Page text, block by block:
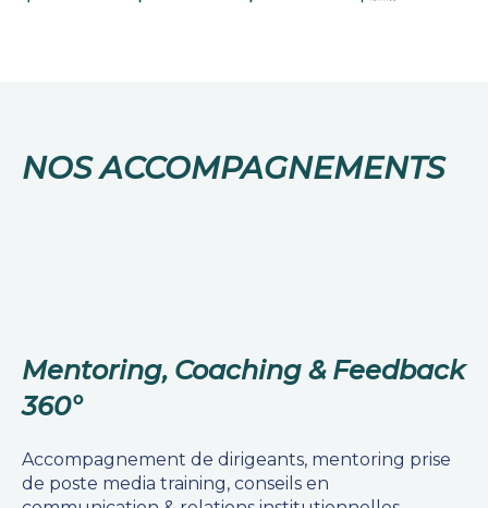
​NOS ACCOMPAGNEMENTS
Mentoring, Coaching & Feedback
360°
Accompagnement de dirigeants, mentoring prise
de poste media training, conseils en